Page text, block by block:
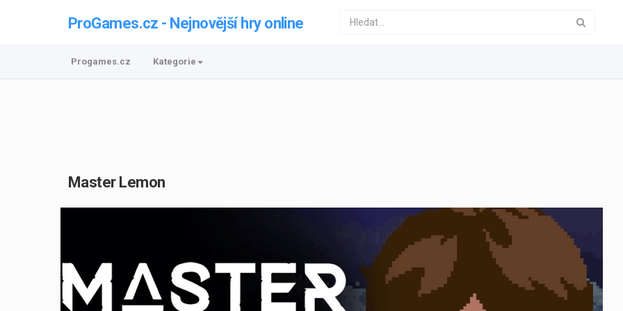
ProGames.cz - Nejnovější hry online
Progames.cz Kategorie
Master Lemon